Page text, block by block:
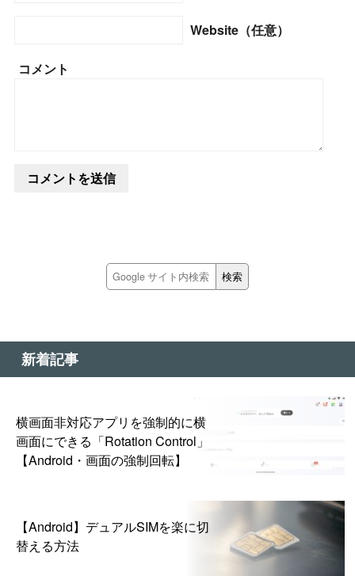
Website（任意）
コメント
新着記事
横画面非対応アプリを強制的に横
画面にできる「Rotation Control」
【Android・画面の強制回転】
【Android】デュアルSIMを楽に切
替える方法